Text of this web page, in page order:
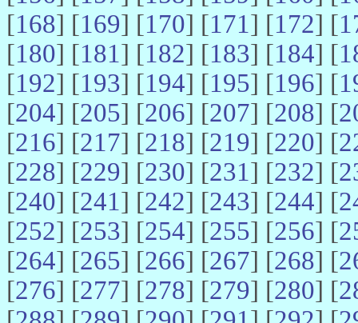
[168] [169] [170] [171] [172] [
[180] [181] [182] [183] [184] [
[192] [193] [194] [195] [196] [
[204] [205] [206] [207] [208] [
[216] [217] [218] [219] [220] [
[228] [229] [230] [231] [232] [
[240] [241] [242] [243] [244] [
[252] [253] [254] [255] [256] [
[264] [265] [266] [267] [268] [
[276] [277] [278] [279] [280] [